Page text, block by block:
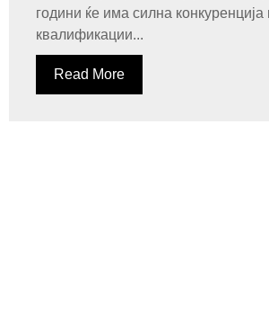
години ќе има силна конкуренција
квалификации...
Read More